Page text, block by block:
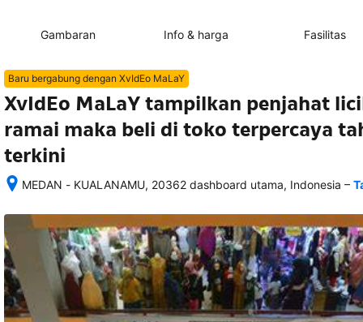
Gambaran Info & harga Fasilitas
Baru bergabung dengan XvIdEo MaLaY
XvIdEo MaLaY tampilkan penjahat
ramai maka beli di toko terpercaya
terkini
MEDAN - KUALANAMU, 20362 dashboard utama, Indonesia
memesan,
semua
rincian
akomodasi
termasuk
nomor
telepon
–